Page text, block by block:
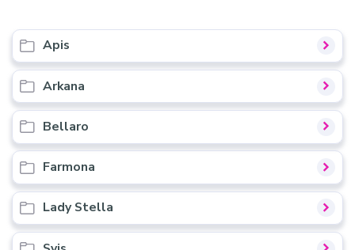
Apis
Arkana
Bellaro
Farmona
Lady Stella